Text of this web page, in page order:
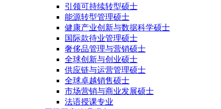
引领可持续转型硕士
能源转型管理硕士
健康产业创新与数据科学硕士
国际款待业管理硕士
奢侈品管理与营销硕士
全球创新与创业硕士
供应链与运营管理硕士
全球卓越销售硕士
市场营销与商业发展硕士
法语授课专业